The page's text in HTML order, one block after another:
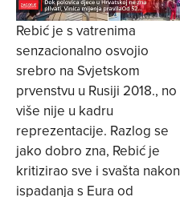
Rebić je s vatrenima
senzacionalno osvojio
srebro na Svjetskom
prvenstvu u Rusiji 2018., no
više nije u kadru
reprezentacije. Razlog se
jako dobro zna, Rebić je
kritizirao sve i svašta nakon
ispadanja s Eura od